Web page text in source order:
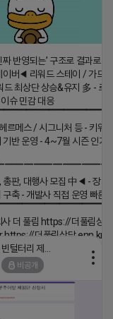
짜 반영되는’ 구조로 결과로
버◀ 리워드 스테이 / 가드 /
드 최상단 상승&유지 多 - 로
슈 민감 대응
▶
르메스 / 시그니처 등 - 키워
기반 운영 - 4~7월 시즌 인기
판, 대행사 모집 中◀ - 장기
구축 - 개발사 직접 운영 빠른
사 더 풀림 https://더풀림상
https://더풀림상담.enn.kr
17:26
비공개